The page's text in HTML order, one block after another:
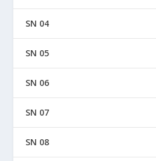
SN 04
SN 05
SN 06
SN 07
SN 08